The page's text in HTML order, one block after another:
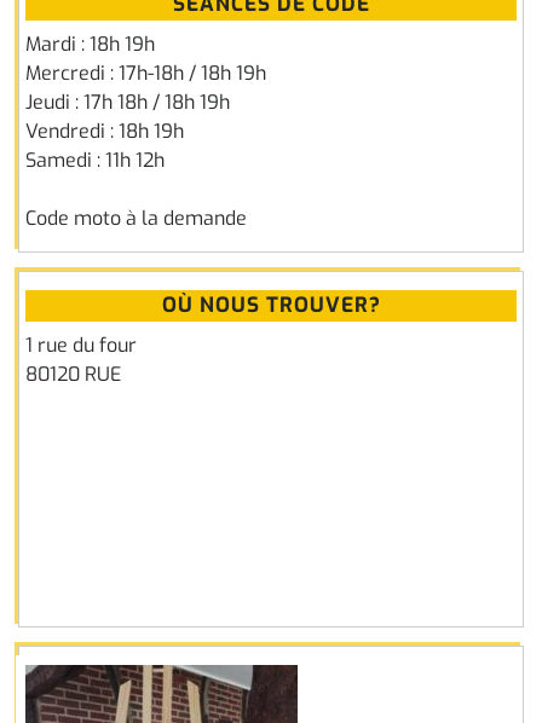
Mardi : 18h 19h
Mercredi : 17h-18h / 18h 19h
Jeudi : 17h 18h / 18h 19h
Vendredi : 18h 19h
Samedi : 11h 12h
Code moto à la demande
OÙ NOUS TROUVER?
1 rue du four
80120 RUE